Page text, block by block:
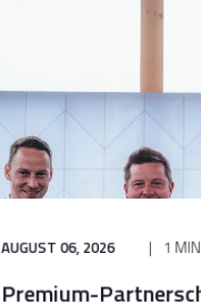
AUGUST 06, 2026 1
Premium-